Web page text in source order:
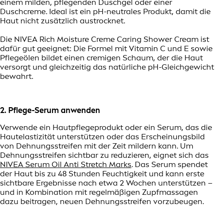
einem milden, pflegenden Duschgel oder einer
Duschcreme. Ideal ist ein pH-neutrales Produkt, damit die
Haut nicht zusätzlich austrocknet.
Die NIVEA Rich Moisture Creme Caring Shower Cream ist
dafür gut geeignet: Die Formel mit Vitamin C und E sowie
Pflegeölen bildet einen cremigen Schaum, der die Haut
versorgt und gleichzeitig das natürliche pH-Gleichgewicht
bewahrt.
2. Pflege-Serum anwenden
Verwende ein Hautpflegeprodukt oder ein Serum, das die
Hautelastizität unterstützen oder das Erscheinungsbild
von Dehnungsstreifen mit der Zeit mildern kann. Um
Dehnungsstreifen sichtbar zu reduzieren, eignet sich das
NIVEA Serum Oil Anti Stretch Marks. Das Serum spendet
der Haut bis zu 48 Stunden Feuchtigkeit und kann erste
sichtbare Ergebnisse nach etwa 2 Wochen unterstützen –
und in Kombination mit regelmäßigen Zupfmassagen
dazu beitragen, neuen Dehnungsstreifen vorzubeugen.